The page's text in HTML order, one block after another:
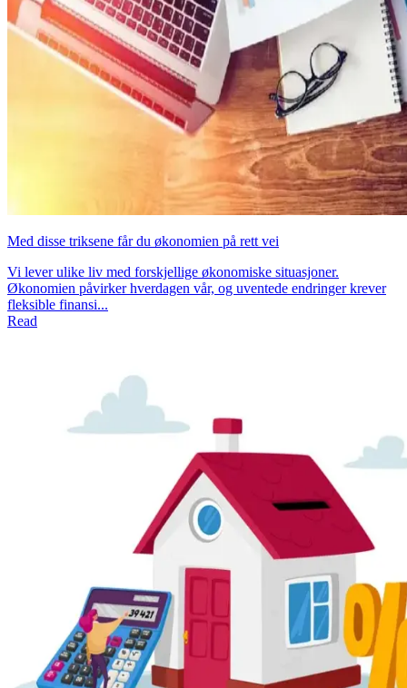
Med disse triksene får du økonomien på rett vei
Vi lever ulike liv med forskjellige økonomiske situasjoner.
Økonomien påvirker hverdagen vår, og uventede endringer krever
fleksible finansi...
Read